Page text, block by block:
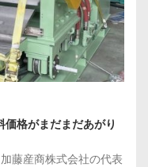
格がまだまだあがり
藤産商株式会社の代表